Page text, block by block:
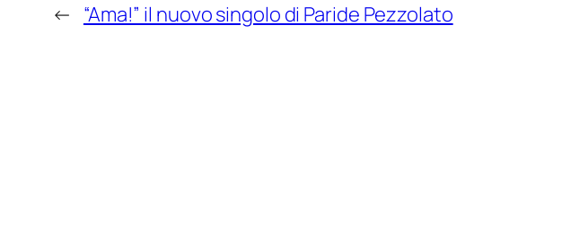
← “Ama!” il nuovo singolo di Paride Pezzolato